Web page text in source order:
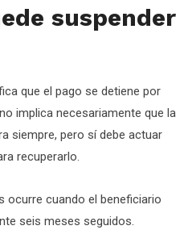
suspender
que el pago se detiene por
implica necesariamente que la
siempre, pero sí debe actuar
recuperarlo.
ocurre cuando el beneficiario
seis meses seguidos.